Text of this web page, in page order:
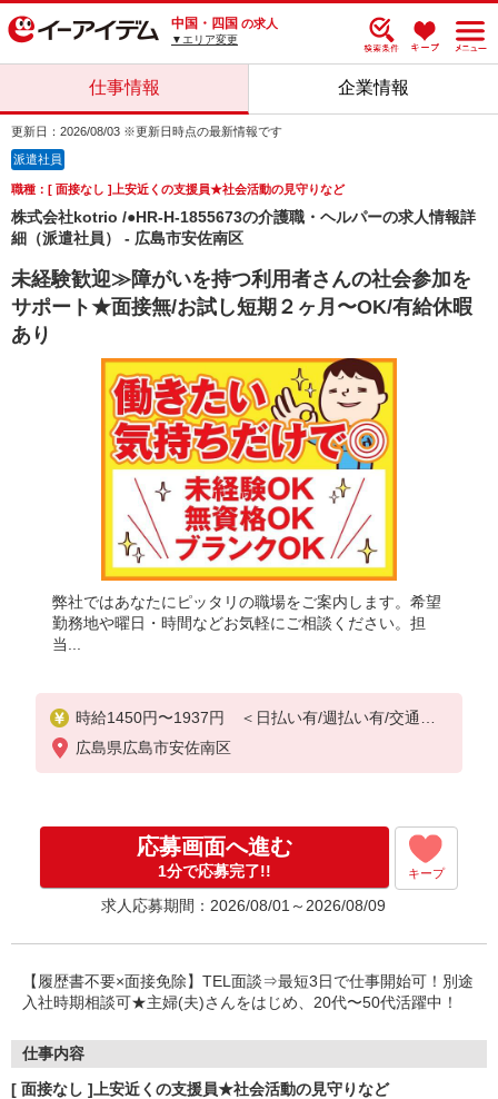
中国・四国 の求人
▼エリア変更
仕事情報 企業情報
更新日：2026/08/03 ※更新日時点の最新情報です
派遣社員
職種：[ 面接なし ]上安近くの支援員★社会活動の見守りなど
株式会社kotrio /●HR-H-1855673の介護職・ヘルパーの求人情報詳
細（派遣社員） - 広島市安佐南区
未経験歓迎≫障がいを持つ利用者さんの社会参加を
サポート★面接無/お試し短期２ヶ月〜OK/有給休暇
あり
弊社ではあなたにピッタリの職場をご案内します。希望
勤務地や曜日・時間などお気軽にご相談ください。担
当...
時給1450円〜1937円 ＜日払い有/週払い有/交通費
全支給(ガソリン代含む)＞
広島県広島市安佐南区
応募画面へ進む
1分で応募完了!! キープ
求人応募期間：2026/08/01～2026/08/09
【履歴書不要×面接免除】TEL面談⇒最短3日で仕事開始可！別途
入社時期相談可★主婦(夫)さんをはじめ、20代〜50代活躍中！
仕事内容
[ 面接なし ]上安近くの支援員★社会活動の見守りなど